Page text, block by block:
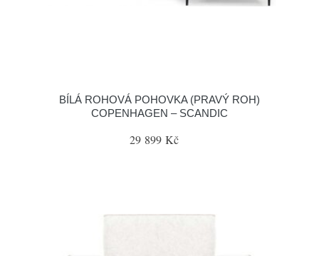
BÍLÁ ROHOVÁ POHOVKA (PRAVÝ ROH)
COPENHAGEN – SCANDIC
29 899 Kč